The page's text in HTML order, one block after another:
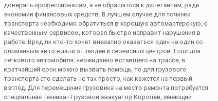
доверять профессионалам, а не обращаться к дилетантам, ради
экономии финансовых средств. В лучшем случае для починки
транспорта необходимо обратиться в хорошую автомастерскую, с
качественным сервисом, которая быстро исправит нарушения в
работе. Вряд ли кто-то хочет внезапно оказаться один на один со
сломанным авто вдали от людей и сервисных центров. Если для
легкового автомобиля, неожиданно вставшего на трассе, в
кратчайший срок можно вызвать помощь, то для грузового
транспорта это сделать не так просто, как кажется на первый
взгляд. Для перемещения грузовика на место ремонта потребуется
специальная техника - Грузовой эвакуатор Королёв, имеющий